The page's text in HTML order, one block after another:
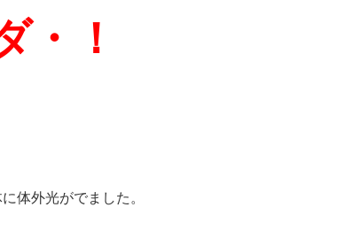
・！
体外光がでました。